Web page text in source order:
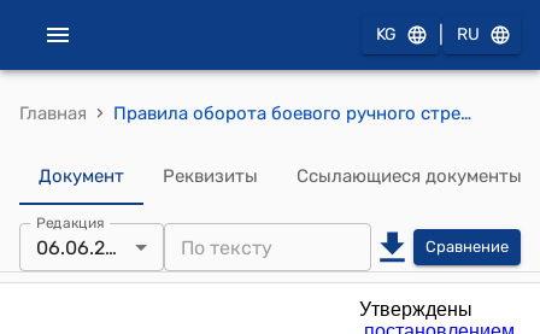
KG RU
Главная › Правила оборота боевого ручного стрелкового оружия, боеприпасов к нему, а также холодного оружия в государственных военизированных организациях ( Утверждены постановлением Правительства Кыргызской Республики от 31 октября 2006 год №756)
Документ Реквизиты Ссылающиеся документы
Редакция
06.06.2026 Сравнение